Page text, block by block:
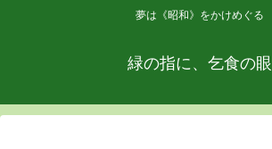
夢は《昭和》をかけめぐる
緑の指に、乞食の眼